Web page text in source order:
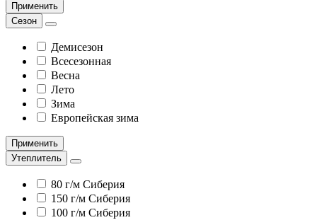
Применить
Сезон
Демисезон
Всесезонная
Весна
Лето
Зима
Европейская зима
Применить
Утеплитель
80 г/м Сиберия
150 г/м Сиберия
100 г/м Сиберия